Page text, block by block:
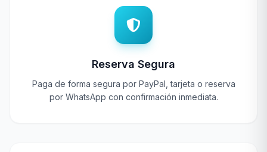
Reserva Segura
Paga de forma segura por PayPal, tarjeta o reserva
por WhatsApp con confirmación inmediata.